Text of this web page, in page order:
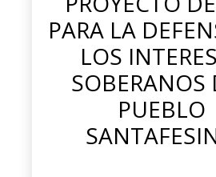
PARA LA
LOS
SOBERANOS
PUEBLO